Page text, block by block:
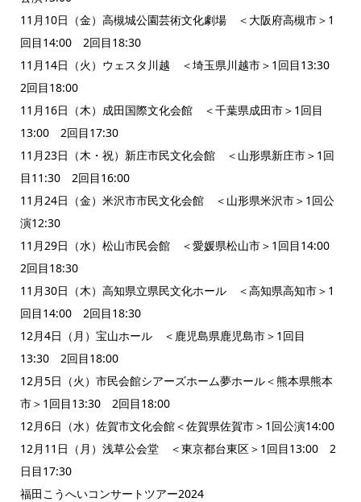
11月10日（金）高槻城公園芸術文化劇場 ＜大阪府高槻市＞1
回目14:00 2回目18:30
11月14日（火）ウェスタ川越 ＜埼玉県川越市＞1回目13:30
2回目18:00
11月16日（木）成田国際文化会館 ＜千葉県成田市＞1回目
13:00 2回目17:30
11月23日（木・祝）新庄市民文化会館 ＜山形県新庄市＞1回
目11:30 2回目16:00
11月24日（金）米沢市市民文化会館 ＜山形県米沢市＞1回公
演12:30
11月29日（水）松山市民会館 ＜愛媛県松山市＞1回目14:00
2回目18:30
11月30日（木）高知県立県民文化ホール ＜高知県高知市＞1
回目14:00 2回目18:30
12月4日（月）宝山ホール ＜鹿児島県鹿児島市＞1回目
13:30 2回目18:00
12月5日（火）市民会館シアーズホーム夢ホール＜熊本県熊本
市＞1回目13:30 2回目18:00
12月6日（水）佐賀市文化会館＜佐賀県佐賀市＞1回公演14:00
12月11日（月）浅草公会堂 ＜東京都台東区＞1回目13:00 2
日目17:30
福田こうへいコンサートツアー2024